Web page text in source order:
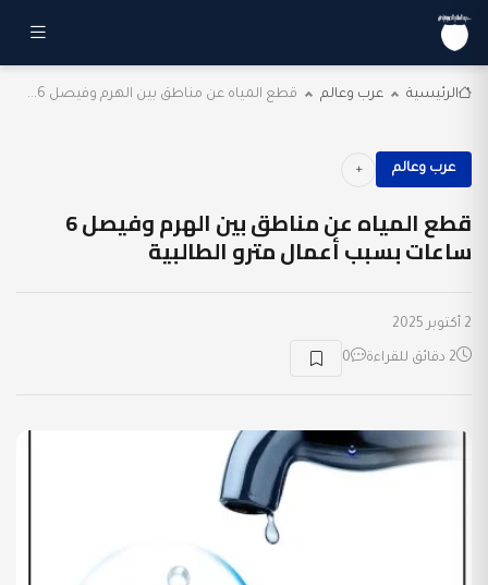
الرئيسية عرب وعالم قطع المياه عن مناطق بين الهرم وفيصل 6...
عرب وعالم
قطع المياه عن مناطق بين الهرم وفيصل 6
ساعات بسبب أعمال مترو الطالبية
2 أكتوبر 2025
2 دقائق للقراءة 0